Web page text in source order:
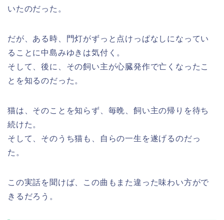
いたのだった。
だが、ある時、門灯がずっと点けっぱなしになってい
ることに中島みゆきは気付く。
そして、後に、その飼い主が心臓発作で亡くなったこ
とを知るのだった。
猫は、そのことを知らず、毎晩、飼い主の帰りを待ち
続けた。
そして、そのうち猫も、自らの一生を遂げるのだっ
た。
この実話を聞けば、この曲もまた違った味わい方がで
きるだろう。